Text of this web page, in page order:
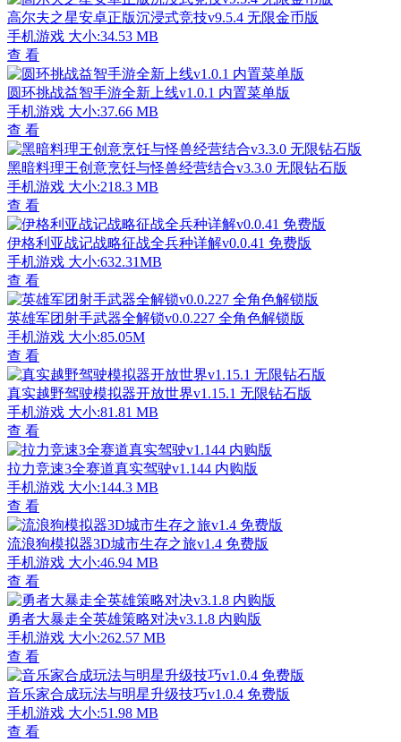
高尔夫之星安卓正版沉浸式竞技v9.5.4 无限金币版
手机游戏 大小:34.53 MB
查 看
圆环挑战益智手游全新上线v1.0.1 内置菜单版
手机游戏 大小:37.66 MB
查 看
黑暗料理王创意烹饪与怪兽经营结合v3.3.0 无限钻石版
手机游戏 大小:218.3 MB
查 看
伊格利亚战记战略征战全兵种详解v0.0.41 免费版
手机游戏 大小:632.31MB
查 看
英雄军团射手武器全解锁v0.0.227 全角色解锁版
手机游戏 大小:85.05M
查 看
真实越野驾驶模拟器开放世界v1.15.1 无限钻石版
手机游戏 大小:81.81 MB
查 看
拉力竞速3全赛道真实驾驶v1.144 内购版
手机游戏 大小:144.3 MB
查 看
流浪狗模拟器3D城市生存之旅v1.4 免费版
手机游戏 大小:46.94 MB
查 看
勇者大暴走全英雄策略对决v3.1.8 内购版
手机游戏 大小:262.57 MB
查 看
音乐家合成玩法与明星升级技巧v1.0.4 免费版
手机游戏 大小:51.98 MB
查 看